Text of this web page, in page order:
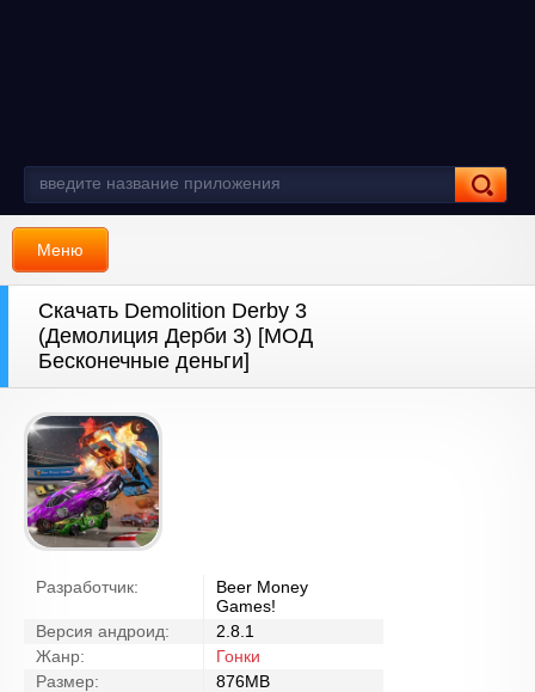
Меню
Скачать Demolition Derby 3
(Демолиция Дерби 3) [МОД
Бесконечные деньги]
Разработчик:
Beer Money
Games!
Версия андроид:
2.8.1
Жанр:
Гонки
Размер:
876MB